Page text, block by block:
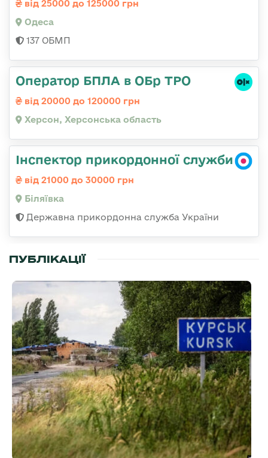
від 25000 до 125000 грн
Одеса
137 ОБМП
Оператор БПЛА в ОБр ТРО
від 20000 до 120000 грн
Херсон, Херсонська область
Інспектор прикордонної служби
від 21000 до 30000 грн
Біляївка
Державна прикордонна служба України
ПУБЛІКАЦІЇ